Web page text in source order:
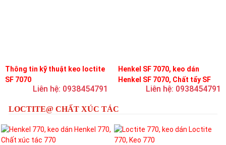
Thông tin kỹ thuật keo loctite
SF 7070
Liên hệ: 0938454791
Henkel SF 7070, keo dán
Henkel SF 7070, Chất tẩy SF
Liên hệ: 0938454791
LOCTITE@ CHẤT XÚC TÁC